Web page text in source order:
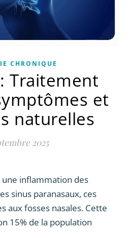
CHRONIQUE
Traitement
et
naturelles
2025
sinus paranasaux, ces
aux fosses nasales. Cette
15% de la population